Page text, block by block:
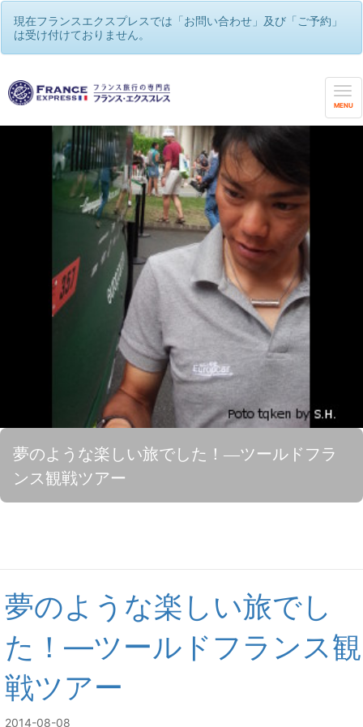
現在フランスエクスプレスでは「お問い合わせ」及び「ご予約」
は受け付けておりません。
MENU
夢のような楽しい旅でした！―ツールドフラ
ンス観戦ツアー
夢のような楽しい旅でし
た！―ツールドフランス観
戦ツアー
2014-08-08